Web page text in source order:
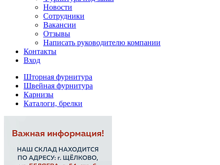
Новости
Сотрудники
Вакансии
Отзывы
Написать руководителю компании
Контакты
Вход
Шторная фурнитура
Швейная фурнитура
Карнизы
Каталоги, брелки